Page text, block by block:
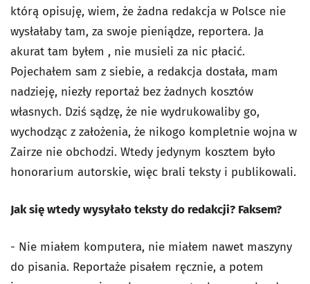
którą opisuję, wiem, że żadna redakcja w Polsce nie
wysłałaby tam, za swoje pieniądze, reportera. Ja
akurat tam byłem , nie musieli za nic płacić.
Pojechałem sam z siebie, a redakcja dostała, mam
nadzieję, niezły reportaż bez żadnych kosztów
własnych. Dziś sądzę, że nie wydrukowaliby go,
wychodząc z założenia, że nikogo kompletnie wojna w
Zairze nie obchodzi. Wtedy jedynym kosztem było
honorarium autorskie, więc brali teksty i publikowali.
Jak się wtedy wysyłało teksty do redakcji? Faksem?
- Nie miałem komputera, nie miałem nawet maszyny
do pisania. Reportaże pisałem ręcznie, a potem